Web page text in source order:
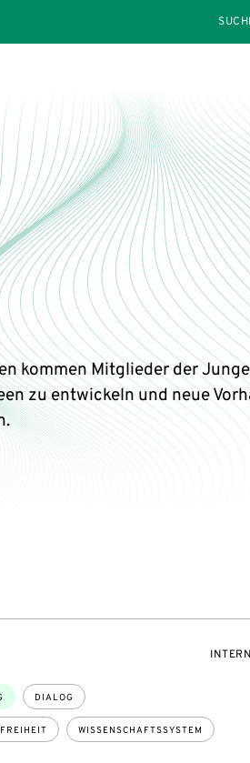
kommen Mitglieder der
zu entwickeln und neue
DIALOG
WISSENSCHAFTSSYSTEM
INTERN